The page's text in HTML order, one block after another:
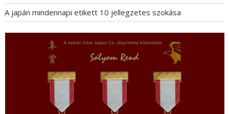
A japán mindennapi etikett 10 jellegzetes szokása